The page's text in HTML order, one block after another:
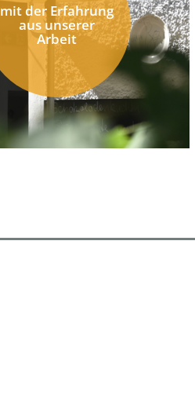
mit der Erfahrung
aus unserer
Arbeit